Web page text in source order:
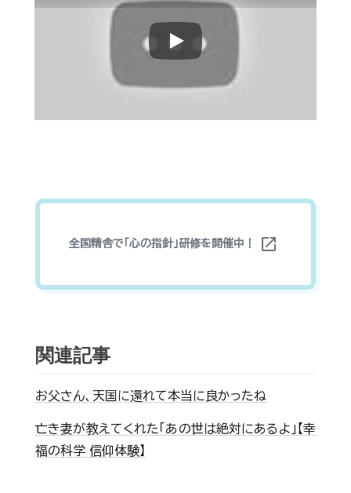
Play
全国精舎で「心の指針」研修を開催中！ open_in_new
関連記事
お父さん、天国に還れて本当に良かったね
亡き妻が教えてくれた「あの世は絶対にあるよ」【幸
福の科学 信仰体験】